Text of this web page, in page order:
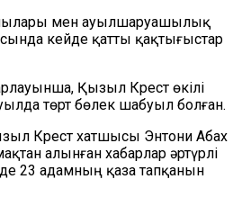
мен ауылшаруашылық
кейде қатты қақтығыстар
Қызыл Крест өкілі
төрт бөлек шабуыл болған.
Крест хатшысы Энтони Абах
алынған хабарлар әртүрлі
23 адамның қаза тапқанын